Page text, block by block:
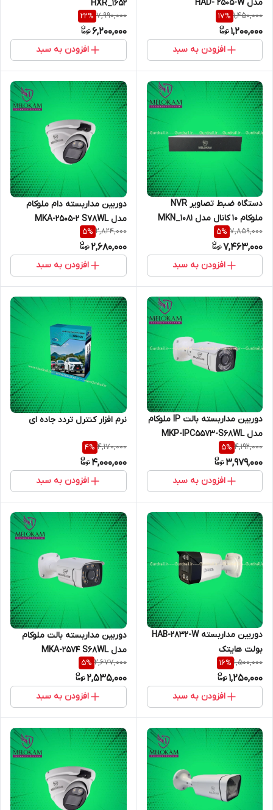
مدل HAD- 2505-W
1,450,000
17%
1,200,000
افزودن به سبد
HXR_1652
7,990,000
22%
6,200,000
افزودن به سبد
دستگاه ضبط تصاویر NVR
ملوکام 10 کانال مدل MKN_1081
4K-RS
7,859,000
5%
7,463,000
افزودن به سبد
دوربین مداربسته دام ملوکام
مدل MKA-2505-2 S78WL
2,824,000
5%
2,680,000
افزودن به سبد
دوربین مداربسته بالت IP ملوکام
مدل MKP-IPC5573-S68WL
4,192,000
5%
3,979,000
افزودن به سبد
نرم افزار کنترل تردد جاده ای
4,170,000
4%
4,000,000
افزودن به سبد
دوربین مداربسته HAB-2832-W
بولت هایتک
1,500,000
16%
1,250,000
افزودن به سبد
دوربین مداربسته بالت ملوکام
مدل MKA-2574 S68WL
2,677,000
5%
2,535,000
افزودن به سبد